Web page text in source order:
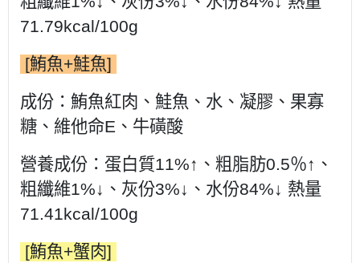
71.79kcal/100g
[鮪魚+鮭魚]
成份： 鮪魚紅肉、鮭魚、水、凝膠、果寡
糖、維他命E、牛磺酸
營養成份：蛋白質11%↑、粗脂肪0.5％↑、
粗纖維1%↓、灰份3%↓、水份84%↓ 熱量
71.41kcal/100g
[鮪魚+蟹肉]